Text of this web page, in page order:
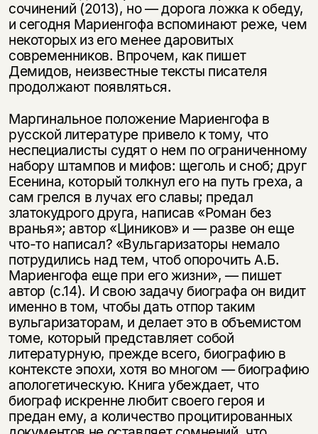
сочинений (2013), но — дорога ложка к обеду,
и сегодня Мариенгофа вспоминают реже, чем
некоторых из его менее даровитых
современников. Впрочем, как пишет
Демидов, неизвестные тексты писателя
продолжают появляться.
Маргинальное положение Мариенгофа в
русской литературе привело к тому, что
неспециалисты судят о нем по ограниченному
набору штампов и мифов: щеголь и сноб; друг
Есенина, который толкнул его на путь греха, а
сам грелся в лучах его славы; предал
златокудрого друга, написав «Роман без
вранья»; автор «Циников» и — разве он еще
что-то написал? «Вульгаризаторы немало
потрудились над тем, чтоб опорочить А.Б.
Мариенгофа еще при его жизни», — пишет
автор (с.14). И свою задачу биографа он видит
именно в том, чтобы дать отпор таким
вульгаризаторам, и делает это в объемистом
томе, который представляет собой
литературную, прежде всего, биографию в
контексте эпохи, хотя во многом — биографию
апологетическую. Книга убеждает, что
биограф искренне любит своего героя и
предан ему, а количество процитированных